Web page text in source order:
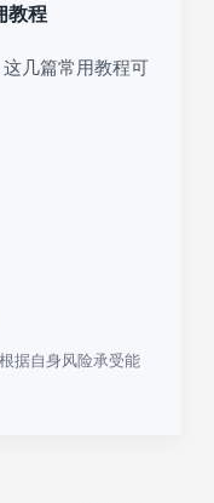
教程
几篇常用教程可
据自身风险承受能